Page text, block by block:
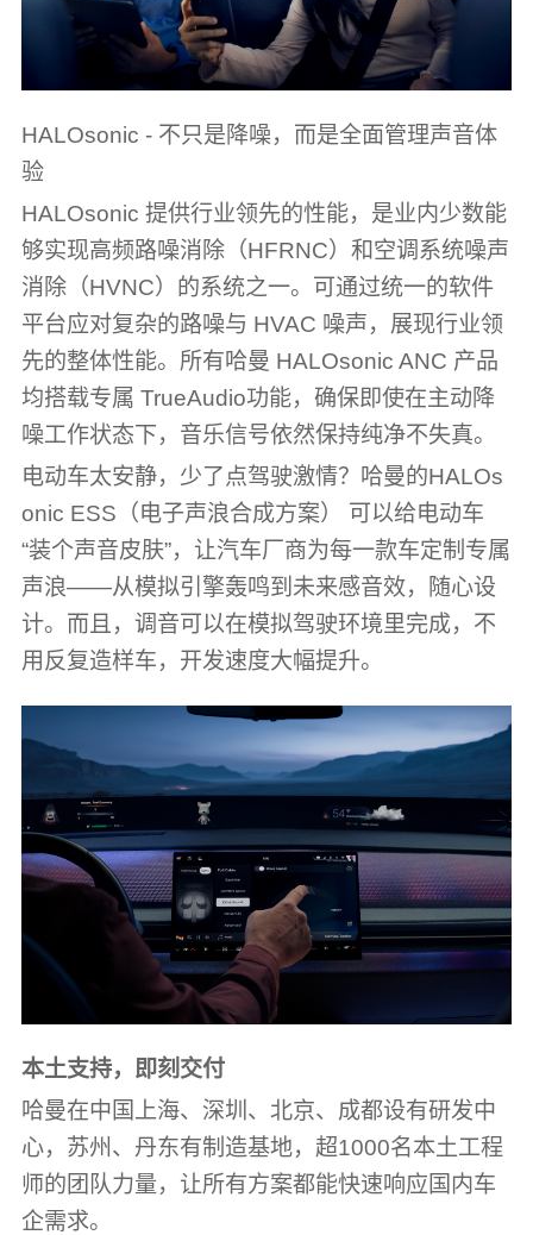
HALOsonic - 不只是降噪，而是全面管理声音体
验
HALOsonic 提供行业领先的性能，是业内少数能
够实现高频路噪消除（HFRNC）和空调系统噪声
消除（HVNC）的系统之一。可通过统一的软件
平台应对复杂的路噪与 HVAC 噪声，展现行业领
先的整体性能。所有哈曼 HALOsonic ANC 产品
均搭载专属 TrueAudio功能，确保即使在主动降
噪工作状态下，音乐信号依然保持纯净不失真。
电动车太安静，少了点驾驶激情？哈曼的HALOs
onic ESS（电子声浪合成方案） 可以给电动车
“装个声音皮肤”，让汽车厂商为每一款车定制专属
声浪——从模拟引擎轰鸣到未来感音效，随心设
计。而且，调音可以在模拟驾驶环境里完成，不
用反复造样车，开发速度大幅提升。
本土支持，即刻交付
哈曼在中国上海、深圳、北京、成都设有研发中
心，苏州、丹东有制造基地，超1000名本土工程
师的团队力量，让所有方案都能快速响应国内车
企需求。